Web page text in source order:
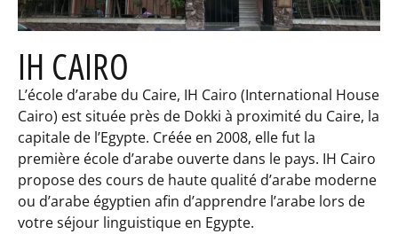
IH CAIRO
L’école d’arabe du Caire, IH Cairo (International House
Cairo) est située près de Dokki à proximité du Caire, la
capitale de l’Egypte. Créée en 2008, elle fut la
première école d’arabe ouverte dans le pays. IH Cairo
propose des cours de haute qualité d’arabe moderne
ou d’arabe égyptien afin d’apprendre l’arabe lors de
votre séjour linguistique en Egypte.